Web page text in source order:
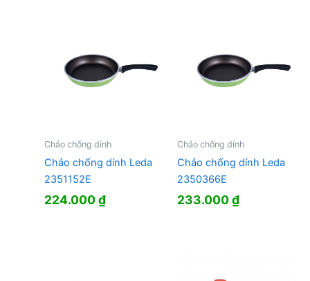
Chảo chống dính
Chảo chống dính Leda
2351152E
224.000₫
Chảo chống dính
Chảo chống dính Leda
2350366E
233.000₫